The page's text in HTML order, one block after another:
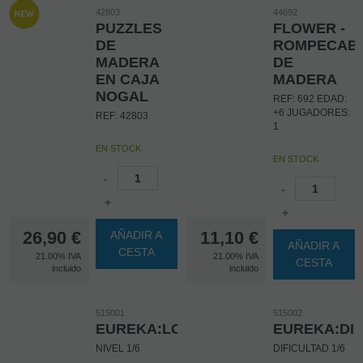
Cada movimiento
requiere
pensamiento y
estrategia para
llegar a la
solución.
Pertenece a la
colección Sologic
que permiten a los
sentido lógico y su
razonamiento.
1 tablero de
madera, 6 discos
de madera y un
cuadernillo con
26,90 €
21.00% IVA
incluido
42803
PUZZLES
DE
MADERA
EN CAJA
NOGAL
REF: 42803
EN STOCK
-
+
AÑADIR A
CESTA
11,10 €
21.00% IVA
incluido
44692
FLOWER -
DE
MADERA
REF: 692 EDAD:
+6 JUGADORES:
1
EN STOCK
-
+
AÑADIR A
CESTA
515001
EUREKA:LOOP
NIVEL 1/6
515002
DIFICULTAD 1/6